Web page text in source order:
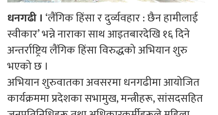
धनगढी । ‘लैंगिक हिंसा र दुर्व्यवहार : छैन हामीलाई
स्वीकार’ भन्ने नाराका साथ आइतबारदेखि १६ दिने
अन्तर्राष्ट्रिय लैंगिक हिंसा विरुद्धको अभियान शुरु
भएको छ ।
अभियान शुरुवातका अवसरमा धनगढीमा आयोजित
कार्यक्रममा प्रदेशका सभामुख, मन्त्रीहरू, सांसदसहित